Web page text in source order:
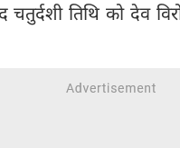
तिथि को देव